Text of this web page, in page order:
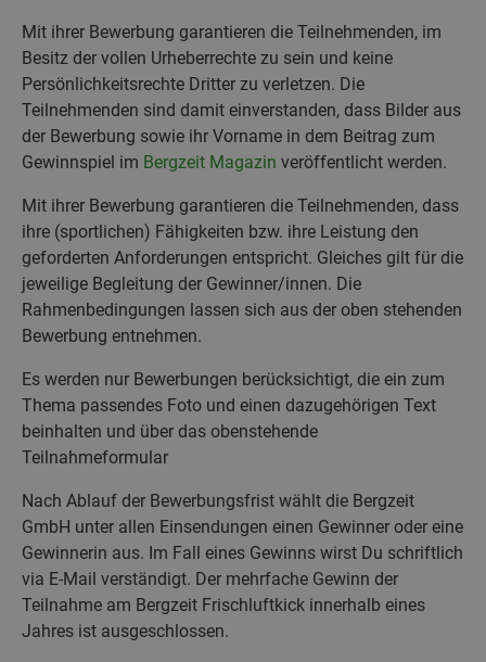
Mit ihrer Bewerbung garantieren die Teilnehmenden, im
Besitz der vollen Urheberrechte zu sein und keine
Persönlichkeitsrechte Dritter zu verletzen. Die
Teilnehmenden sind damit einverstanden, dass Bilder aus
der Bewerbung sowie ihr Vorname in dem Beitrag zum
Gewinnspiel im Bergzeit Magazin veröffentlicht werden.
Mit ihrer Bewerbung garantieren die Teilnehmenden, dass
ihre (sportlichen) Fähigkeiten bzw. ihre Leistung den
geforderten Anforderungen entspricht. Gleiches gilt für die
jeweilige Begleitung der Gewinner/innen. Die
Rahmenbedingungen lassen sich aus der oben stehenden
Bewerbung entnehmen.
Es werden nur Bewerbungen berücksichtigt, die ein zum
Thema passendes Foto und einen dazugehörigen Text
beinhalten und über das obenstehende
Teilnahmeformular
Nach Ablauf der Bewerbungsfrist wählt die Bergzeit
GmbH unter allen Einsendungen einen Gewinner oder eine
Gewinnerin aus. Im Fall eines Gewinns wirst Du schriftlich
via E-Mail verständigt. Der mehrfache Gewinn der
Teilnahme am Bergzeit Frischluftkick innerhalb eines
Jahres ist ausgeschlossen.